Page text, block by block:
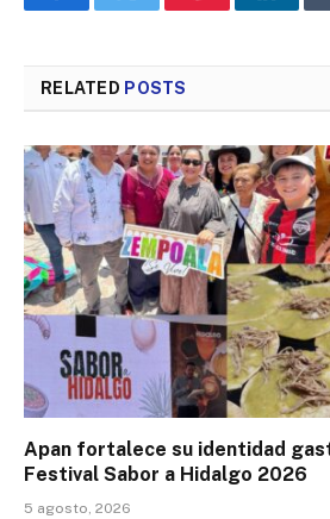
FacebookTwitter Pinterest
RELATED POSTS
Apan fortalece su identidad
Festival Sabor a Hidalgo 2026
5 agosto, 2026